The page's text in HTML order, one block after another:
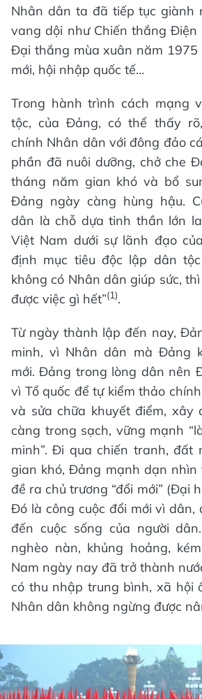
Nhân dân ta đã tiếp tục giành
vang dội như Chiến thắng Điện
Đại thắng mùa xuân năm 1975
mới, hội nhập quốc tế…
Trong hành trình cách mạng
tộc, của Đảng, có thể thấy
chính Nhân dân với đông đảo
phần đã nuôi dưỡng, chở che
tháng năm gian khó và bổ
Đảng ngày càng hùng hậu.
dân là chỗ dựa tinh thần lớn
Việt Nam dưới sự lãnh đạo
định mục tiêu độc lập dân tộc
không có Nhân dân giúp sức,
được việc gì hết”(1).
Từ ngày thành lập đến nay,
minh, vì Nhân dân mà Đảng
mới. Đảng trong lòng dân nên
vì Tổ quốc để tự kiểm thảo
và sửa chữa khuyết điểm, xây
càng trong sạch, vững mạnh
minh”. Đi qua chiến tranh, đất
gian khó, Đảng mạnh dạn
đề ra chủ trương “đổi mới” (Đại
Đó là công cuộc đổi mới vì dân,
đến cuộc sống của người
nghèo nàn, khủng hoảng,
Nam ngày nay đã trở thành
có thu nhập trung bình, xã hội
Nhân dân không ngừng được